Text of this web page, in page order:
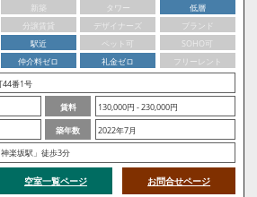
新築 タワー
低層
分譲賃貸
デザイナーズ
ブランド
駅近
ペット可
SOHO可
仲介料ゼロ
礼金ゼロ
フリーレント
44番1号
賃料
130,000円 - 230,000円
築年数
2022年7月
楽坂駅」徒歩3分
空室一覧ページ お問合せページ